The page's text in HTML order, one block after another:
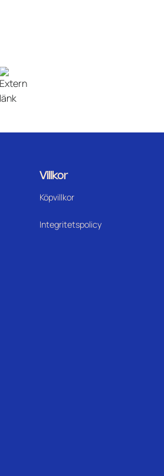
Villkor
Köpvillkor
Integritetspolicy